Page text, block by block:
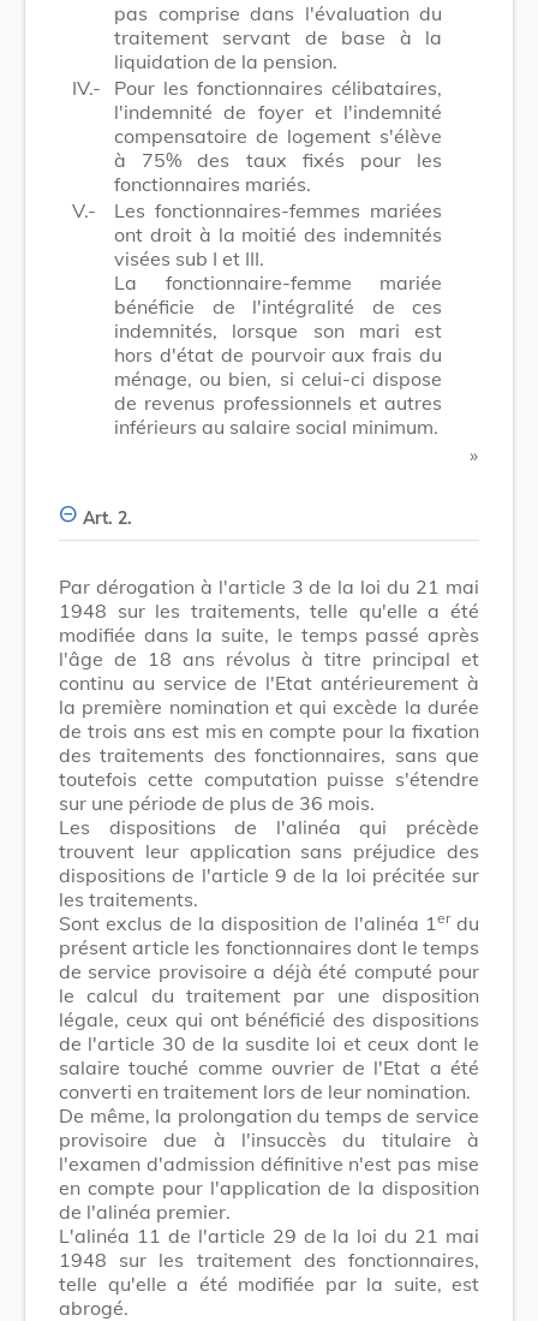
pas comprise dans l'évaluation du
traitement servant de base à la
liquidation de la pension.
IV.-
Pour les fonctionnaires célibataires,
l'indemnité de foyer et l'indemnité
compensatoire de logement s'élève
à 75% des taux fixés pour les
fonctionnaires mariés.
V.-
Les fonctionnaires-femmes mariées
ont droit à la moitié des indemnités
visées sub I et III.
La fonctionnaire-femme mariée
bénéficie de l'intégralité de ces
indemnités, lorsque son mari est
hors d'état de pourvoir aux frais du
ménage, ou bien, si celui-ci dispose
de revenus professionnels et autres
inférieurs au salaire social minimum.
​ »
Art. 2.
Par dérogation à l'article 3 de la loi du 21 mai
1948 sur les traitements, telle qu'elle a été
modifiée dans la suite, le temps passé après
l'âge de 18 ans révolus à titre principal et
continu au service de l'Etat antérieurement à
la première nomination et qui excède la durée
de trois ans est mis en compte pour la fixation
des traitements des fonctionnaires, sans que
toutefois cette computation puisse s'étendre
sur une période de plus de 36 mois.
Les dispositions de l'alinéa qui précède
trouvent leur application sans préjudice des
dispositions de l'article 9 de la loi précitée sur
les traitements.
Sont exclus de la disposition de l'alinéa 1 erdu
présent article les fonctionnaires dont le temps
de service provisoire a déjà été computé pour
le calcul du traitement par une disposition
légale, ceux qui ont bénéficié des dispositions
de l'article 30 de la susdite loi et ceux dont le
salaire touché comme ouvrier de l'Etat a été
converti en traitement lors de leur nomination.
De même, la prolongation du temps de service
provisoire due à l'insuccès du titulaire à
l'examen d'admission définitive n'est pas mise
en compte pour l'application de la disposition
de l'alinéa premier.
L'alinéa 11 de l'article 29 de la loi du 21 mai
1948 sur les traitement des fonctionnaires,
telle qu'elle a été modifiée par la suite, est
abrogé.